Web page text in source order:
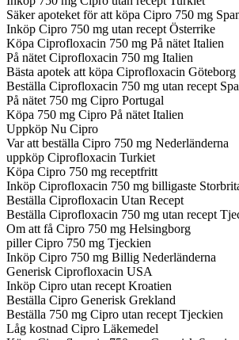
Säker apoteket för att köpa Cipro 750 mg
Inköp Cipro 750 mg utan recept Österrike
Köpa Ciprofloxacin 750 mg På nätet Italien
På nätet Ciprofloxacin 750 mg Italien
Bästa apotek att köpa Ciprofloxacin Göteborg
Beställa Ciprofloxacin 750 mg utan recept
På nätet 750 mg Cipro Portugal
Köpa 750 mg Cipro På nätet Italien
Uppköp Nu Cipro
Var att beställa Cipro 750 mg Nederländerna
uppköp Ciprofloxacin Turkiet
Köpa Cipro 750 mg receptfritt
Inköp Ciprofloxacin 750 mg billigaste
Beställa Ciprofloxacin Utan Recept
Beställa Ciprofloxacin 750 mg utan recept
Om att få Cipro 750 mg Helsingborg
piller Cipro 750 mg Tjeckien
Inköp Cipro 750 mg Billig Nederländerna
Generisk Ciprofloxacin USA
Inköp Cipro utan recept Kroatien
Beställa Cipro Generisk Grekland
Beställa 750 mg Cipro utan recept Tjeckien
Låg kostnad Cipro Läkemedel